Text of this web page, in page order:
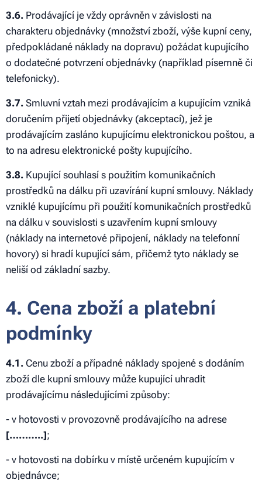
3.6. Prodávající je vždy oprávněn v závislosti na
charakteru objednávky (množství zboží, výše kupní ceny,
předpokládané náklady na dopravu) požádat kupujícího
o dodatečné potvrzení objednávky (například písemně či
telefonicky).
3.7. Smluvní vztah mezi prodávajícím a kupujícím vzniká
doručením přijetí objednávky (akceptací), jež je
prodávajícím zasláno kupujícímu elektronickou poštou, a
to na adresu elektronické pošty kupujícího.
3.8. Kupující souhlasí s použitím komunikačních
prostředků na dálku při uzavírání kupní smlouvy. Náklady
vzniklé kupujícímu při použití komunikačních prostředků
na dálku v souvislosti s uzavřením kupní smlouvy
(náklady na internetové připojení, náklady na telefonní
hovory) si hradí kupující sám, přičemž tyto náklady se
neliší od základní sazby.
4. Cena zboží a platební
podmínky
4.1. Cenu zboží a případné náklady spojené s dodáním
zboží dle kupní smlouvy může kupující uhradit
prodávajícímu následujícími způsoby:
- v hotovosti v provozovně prodávajícího na adrese
[………..];
- v hotovosti na dobírku v místě určeném kupujícím v
objednávce;